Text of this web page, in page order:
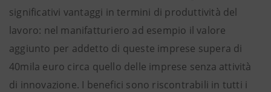
significativi vantaggi in termini di produttività del
lavoro: nel manifatturiero ad esempio il valore
aggiunto per addetto di queste imprese supera di
40mila euro circa quello delle imprese senza attività
di innovazione. I benefici sono riscontrabili in tutti i